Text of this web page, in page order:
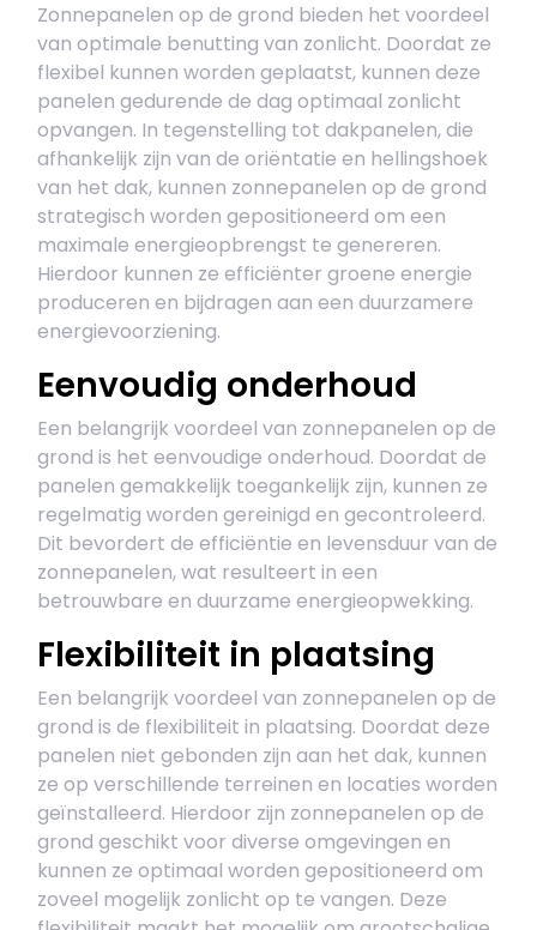
Zonnepanelen op de grond bieden het voordeel
van optimale benutting van zonlicht. Doordat ze
flexibel kunnen worden geplaatst, kunnen deze
panelen gedurende de dag optimaal zonlicht
opvangen. In tegenstelling tot dakpanelen, die
afhankelijk zijn van de oriëntatie en hellingshoek
van het dak, kunnen zonnepanelen op de grond
strategisch worden gepositioneerd om een
maximale energieopbrengst te genereren.
Hierdoor kunnen ze efficiënter groene energie
produceren en bijdragen aan een duurzamere
energievoorziening.
Eenvoudig onderhoud
Een belangrijk voordeel van zonnepanelen op de
grond is het eenvoudige onderhoud. Doordat de
panelen gemakkelijk toegankelijk zijn, kunnen ze
regelmatig worden gereinigd en gecontroleerd.
Dit bevordert de efficiëntie en levensduur van de
zonnepanelen, wat resulteert in een
betrouwbare en duurzame energieopwekking.
Flexibiliteit in plaatsing
Een belangrijk voordeel van zonnepanelen op de
grond is de flexibiliteit in plaatsing. Doordat deze
panelen niet gebonden zijn aan het dak, kunnen
ze op verschillende terreinen en locaties worden
geïnstalleerd. Hierdoor zijn zonnepanelen op de
grond geschikt voor diverse omgevingen en
kunnen ze optimaal worden gepositioneerd om
zoveel mogelijk zonlicht op te vangen. Deze